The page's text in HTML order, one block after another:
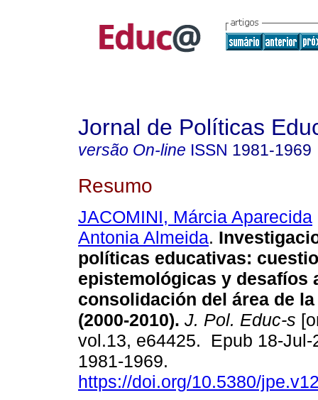
Jornal de Políticas
versão On-line ISSN 1981-1969
Resumo
JACOMINI, Márcia Aparecida
Antonia Almeida.
políticas educativas:
epistemológicas y desafíos
consolidación del área de
(2000-2010). J. Pol. Educ-s
vol.13, e64425. Epub 18-Jul-
1981-1969.
https://doi.org/10.5380/